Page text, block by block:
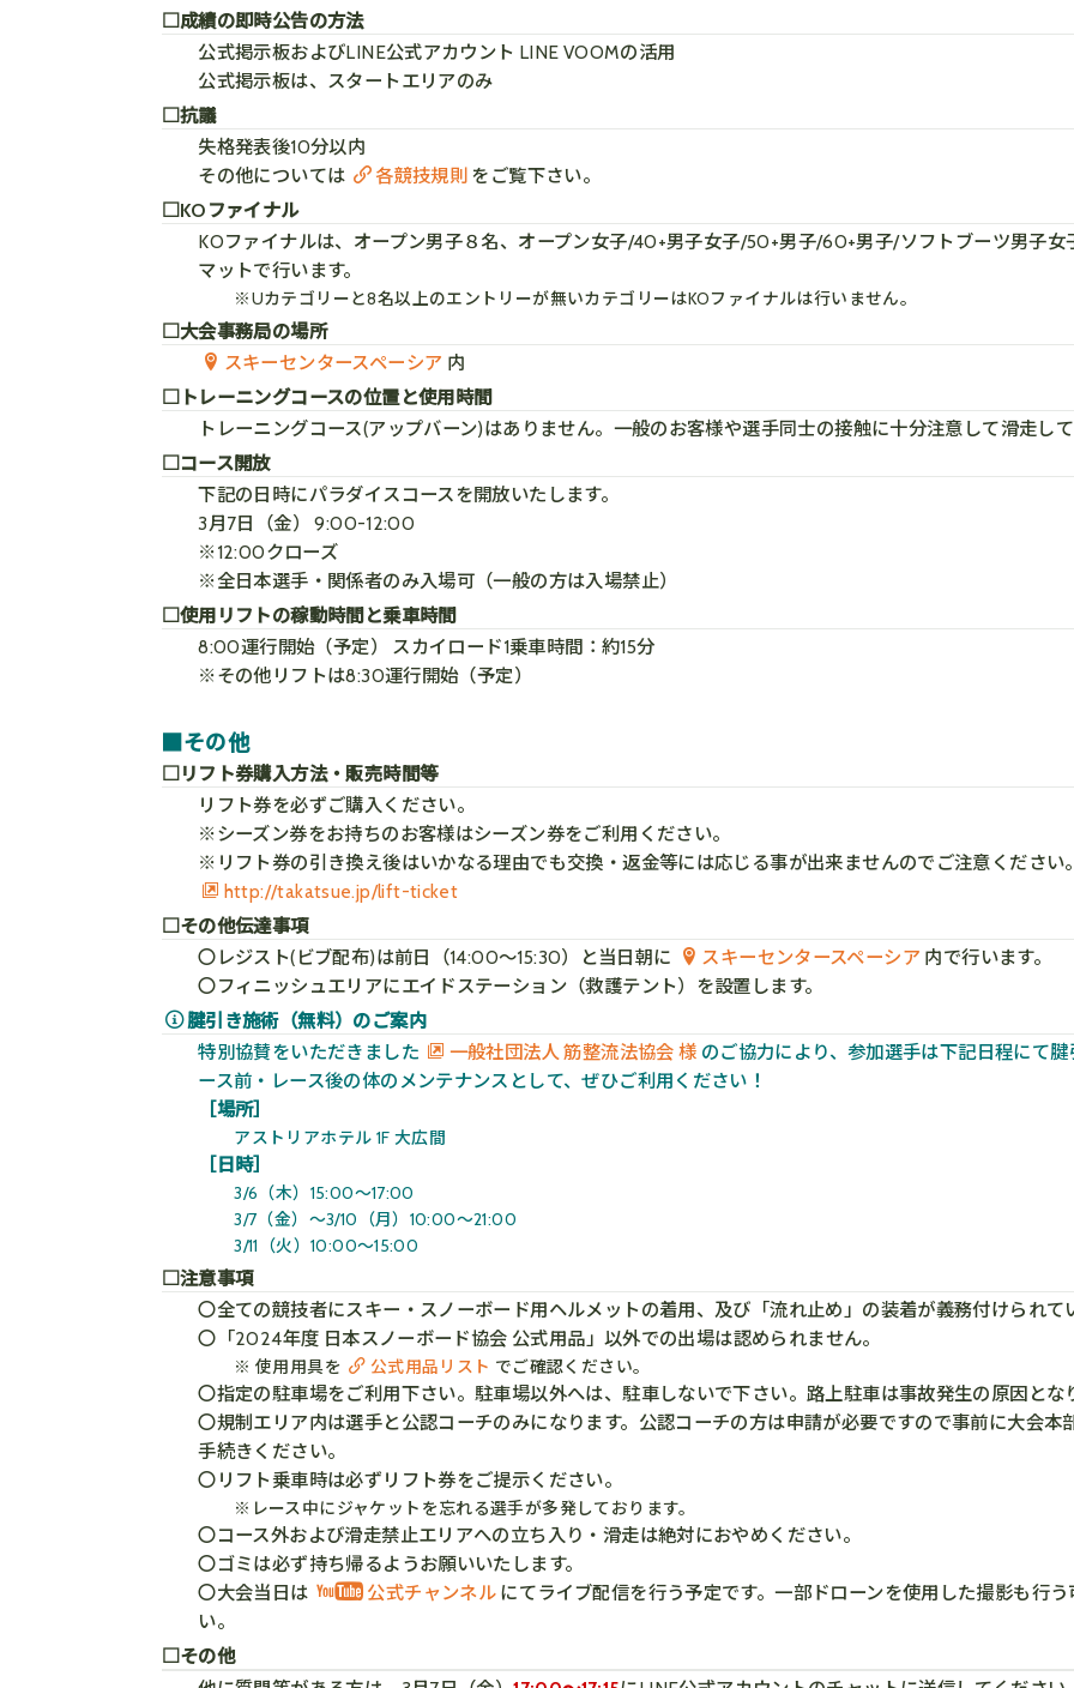
□成績の即時公告の方法
公式掲示板およびLINE公式アカウント LINE VOOMの活用
公式掲示板は、スタートエリアのみ
□抗議
失格発表後10分以内
その他については
各競技規則 をご覧下さい。
□KOファイナル
KOファイナルは、オープン男子８名、オープン女子/40+男子女子/50+男子/60+男子/ソフトブーツ男子
マットで行います。
※Uカテゴリーと8名以上のエントリーが無いカテゴリーはKOファイナルは行いません。
□大会事務局の場所
スキーセンタースペーシア 内
□トレーニングコースの位置と使用時間
トレーニングコース(アップバーン)はありません。一般のお客様や選手同士の接触に十分注意して滑走して
□コース開放
下記の日時にパラダイスコースを開放いたします。
3月7日（金） 9:00-12:00
※12:00クローズ
※全日本選手・関係者のみ入場可（一般の方は入場禁止）
□使用リフトの稼動時間と乗車時間
8:00運行開始（予定） スカイロード1乗車時間：約15分
※その他リフトは8:30運行開始（予定）
■その他
□リフト券購入方法・販売時間等
リフト券を必ずご購入ください。
※シーズン券をお持ちのお客様はシーズン券をご利用ください。
※リフト券の引き換え後はいかなる理由でも交換・返金等には応じる事が出来ませんのでご注意ください。
http://takatsue.jp/lift-ticket
□その他伝達事項
〇レジスト(ビブ配布)は前日（14:00～15:30）と当日朝に
スキーセンタースペーシア 内で行います。
〇フィニッシュエリアにエイドステーション（救護テント）を設置します。
腱引き施術（無料）のご案内
特別協賛をいただきました
一般社団法人 筋整流法協会 様 のご協力により、参加選手は下記日程にて
ース前・レース後の体のメンテナンスとして、ぜひご利用ください！
［場所］
アストリアホテル 1F 大広間
［日時］
3/6（木）15:00～17:00
3/7（金）～3/10（月）10:00～21:00
3/11（火）10:00～15:00
□注意事項
〇全ての競技者にスキー・スノーボード用ヘルメットの着用、及び「流れ止め」の装着が義務付けられて
〇「2024年度 日本スノーボード協会 公式用品」以外での出場は認められません。
※ 使用用具を 公式用品リスト でご確認ください。
〇指定の駐車場をご利用下さい。駐車場以外へは、駐車しないで下さい。路上駐車は事故発生の原因とな
〇規制エリア内は選手と公認コーチのみになります。公認コーチの方は申請が必要ですので事前に大会本
手続きください。
〇リフト乗車時は必ずリフト券をご提示ください。
※レース中にジャケットを忘れる選手が多発しております。
〇コース外および滑走禁止エリアへの立ち入り・滑走は絶対におやめください。
〇ゴミは必ず持ち帰るようお願いいたします。
〇大会当日は
公式チャンネル にてライブ配信を行う予定です。一部ドローンを使用した撮影も行
い。
□その他